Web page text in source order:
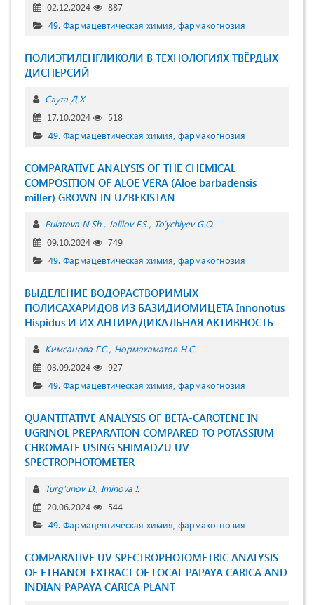
02.12.2024
887
49. Фармацевтическая химия, фармакогнозия
ПОЛИЭТИЛЕНГЛИКОЛИ В ТЕХНОЛОГИЯХ ТВЁРДЫХ
ДИСПЕРСИЙ
Слута Д.Х.
17.10.2024
518
49. Фармацевтическая химия, фармакогнозия
COMPARATIVE ANALYSIS OF THE CHEMICAL
COMPOSITION OF ALOE VERA (Aloe barbadensis
miller) GROWN IN UZBEKISTAN
Pulatova N.Sh. Jalilov F.S.
To’ychiyev G.O.
09.10.2024
749
49. Фармацевтическая химия, фармакогнозия
ВЫДЕЛЕНИЕ ВОДОРАСТВОРИМЫХ
ПОЛИСАХАРИДОВ ИЗ БАЗИДИОМИЦЕТА Innonotus
Hispidus И ИХ АНТИРАДИКАЛЬНАЯ АКТИВНОСТЬ
Кимсанова Г.С. Нормахаматов Н.С.
03.09.2024
927
49. Фармацевтическая химия, фармакогнозия
QUANTITATIVE ANALYSIS OF BETA-CAROTENE IN
UGRINOL PREPARATION COMPARED TO POTASSIUM
CHROMATE USING SHIMADZU UV
SPECTROPHOTOMETER
Turg'unov D. Iminova I.
20.06.2024
544
49. Фармацевтическая химия, фармакогнозия
COMPARATIVE UV SPECTROPHOTOMETRIC ANALYSIS
OF ETHANOL EXTRACT OF LOCAL PAPAYA CARICA AND
INDIAN PAPAYA CARICA PLANT